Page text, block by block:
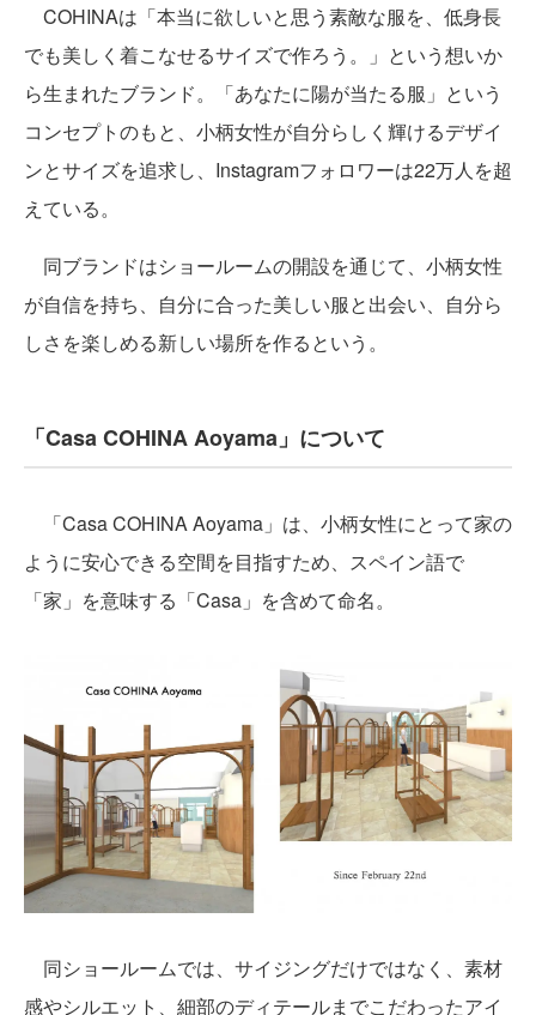
COHINAは「本当に欲しいと思う素敵な服を、低身長
でも美しく着こなせるサイズで作ろう。」という想いか
ら生まれたブランド。「あなたに陽が当たる服」という
コンセプトのもと、小柄女性が自分らしく輝けるデザイ
ンとサイズを追求し、Instagramフォロワーは22万人を超
えている。
同ブランドはショールームの開設を通じて、小柄女性
が自信を持ち、自分に合った美しい服と出会い、自分ら
しさを楽しめる新しい場所を作るという。
「Casa COHINA Aoyama」について
「Casa COHINA Aoyama」は、小柄女性にとって家の
ように安心できる空間を目指すため、スペイン語で
「家」を意味する「Casa」を含めて命名。
同ショールームでは、サイジングだけではなく、素材
感やシルエット、細部のディテールまでこだわったアイ